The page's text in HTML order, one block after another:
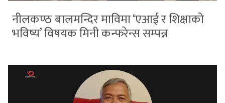
नीलकण्ठ बालमन्दिर माविमा ‘एआई र शिक्षाको
भविष्य’ विषयक मिनी कन्फरेन्स सम्पन्न